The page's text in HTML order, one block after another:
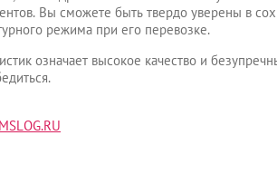
Вы сможете быть твердо уверены в
режима при его перевозке.
означает высокое качество и